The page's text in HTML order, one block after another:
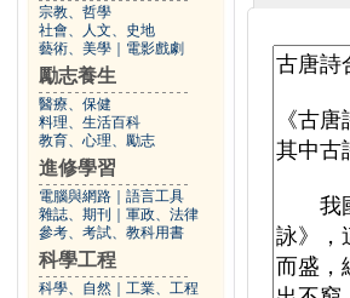
宗教、哲學
社會、人文、史地
藝術、美學
電影戲劇
勵志養生
醫療、保健
料理、生活百科
教育、心理、勵志
進修學習
電腦與網路
語言工具
雜誌、期刊
軍政、法律
參考、考試、教科用書
科學工程
科學、自然 工業、工程